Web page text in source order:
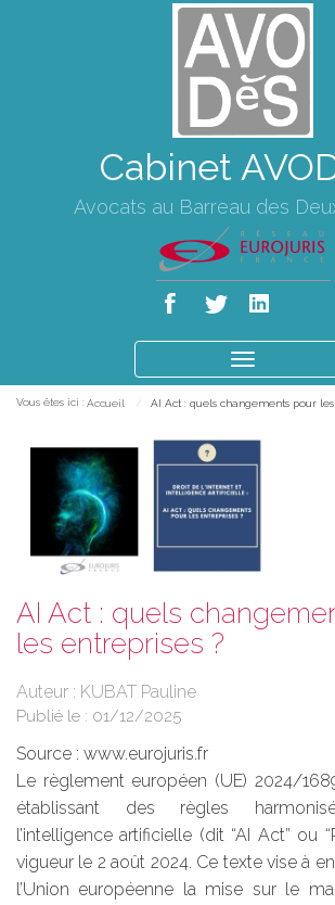
Cabinet
Avocats au Barreau des
le
Vous êtes ici : Accueil AI Act : quels changements pour
AI Act : quels
les entreprises ?
Auteur : KUBAT Pauline
Publié le : 01/12/2025
Source : www.eurojuris.fr
Le règlement européen (UE) 2024/
établissant des règles
l’intelligence artificielle (dit “AI Act” ou
vigueur le 2 août 2024. Ce texte vise à
l’Union européenne la mise sur le